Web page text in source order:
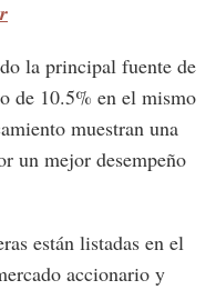
la principal fuente de
de 10.5% en el mismo
muestran una
un mejor desempeño
están listadas en el
accionario y